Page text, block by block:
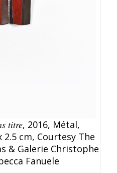
titre, 2016, Métal,
2.5 cm, Courtesy The
& Galerie Christophe
Fanuele